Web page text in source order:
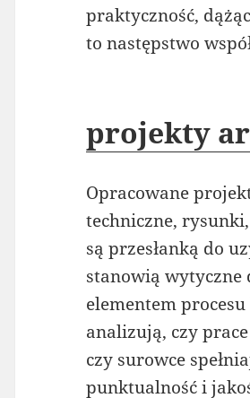
praktyczność,
to następstwo
projekty
Opracowane
techniczne,
są przesłanką do
stanowią wytyczne
elementem
analizują, czy
czy surowce
punktualność i